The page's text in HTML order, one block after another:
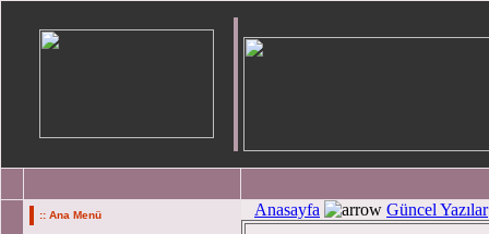
:: Ana Menü Anasayfa Güncel Yazılar